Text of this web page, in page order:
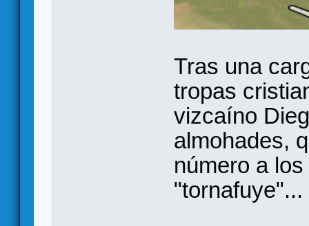
Tras una
tropas
vizcaíno
almohades,
número a
"tornafuye"...